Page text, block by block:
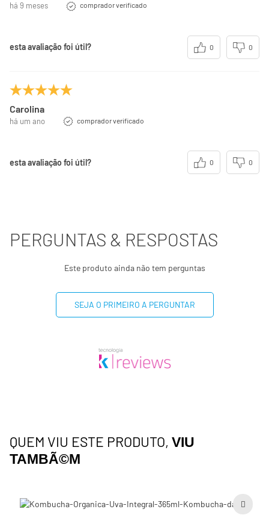
há 9 meses comprador verificado
esta avaliação foi útil? 0 0
Carolina
há um ano comprador verificado
esta avaliação foi útil? 0 0
PERGUNTAS & RESPOSTAS
Este produto ainda não tem perguntas
SEJA O PRIMEIRO A PERGUNTAR
QUEM VIU ESTE PRODUTO, VIU
TAMBÃ©M